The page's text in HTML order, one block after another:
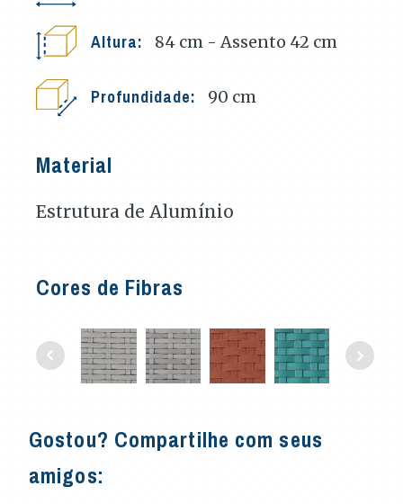
Altura: 84 cm - Assento 42 cm
Profundidade: 90 cm
Material
Estrutura de Alumínio
Cores de Fibras
Gostou? Compartilhe com seus
amigos: